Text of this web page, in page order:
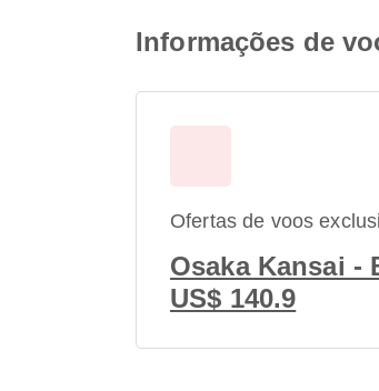
Informações de
Ofertas de voos
Osaka Kansai -
US$ 140.9